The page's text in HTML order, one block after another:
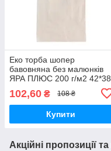
Еко торба шопер
бавовняна без малюнків
ЯРА ПЛЮС 200 г/м2 42*38
логотипу
102,60 ₴ 108 ₴
Купити
Акційні пропозиції